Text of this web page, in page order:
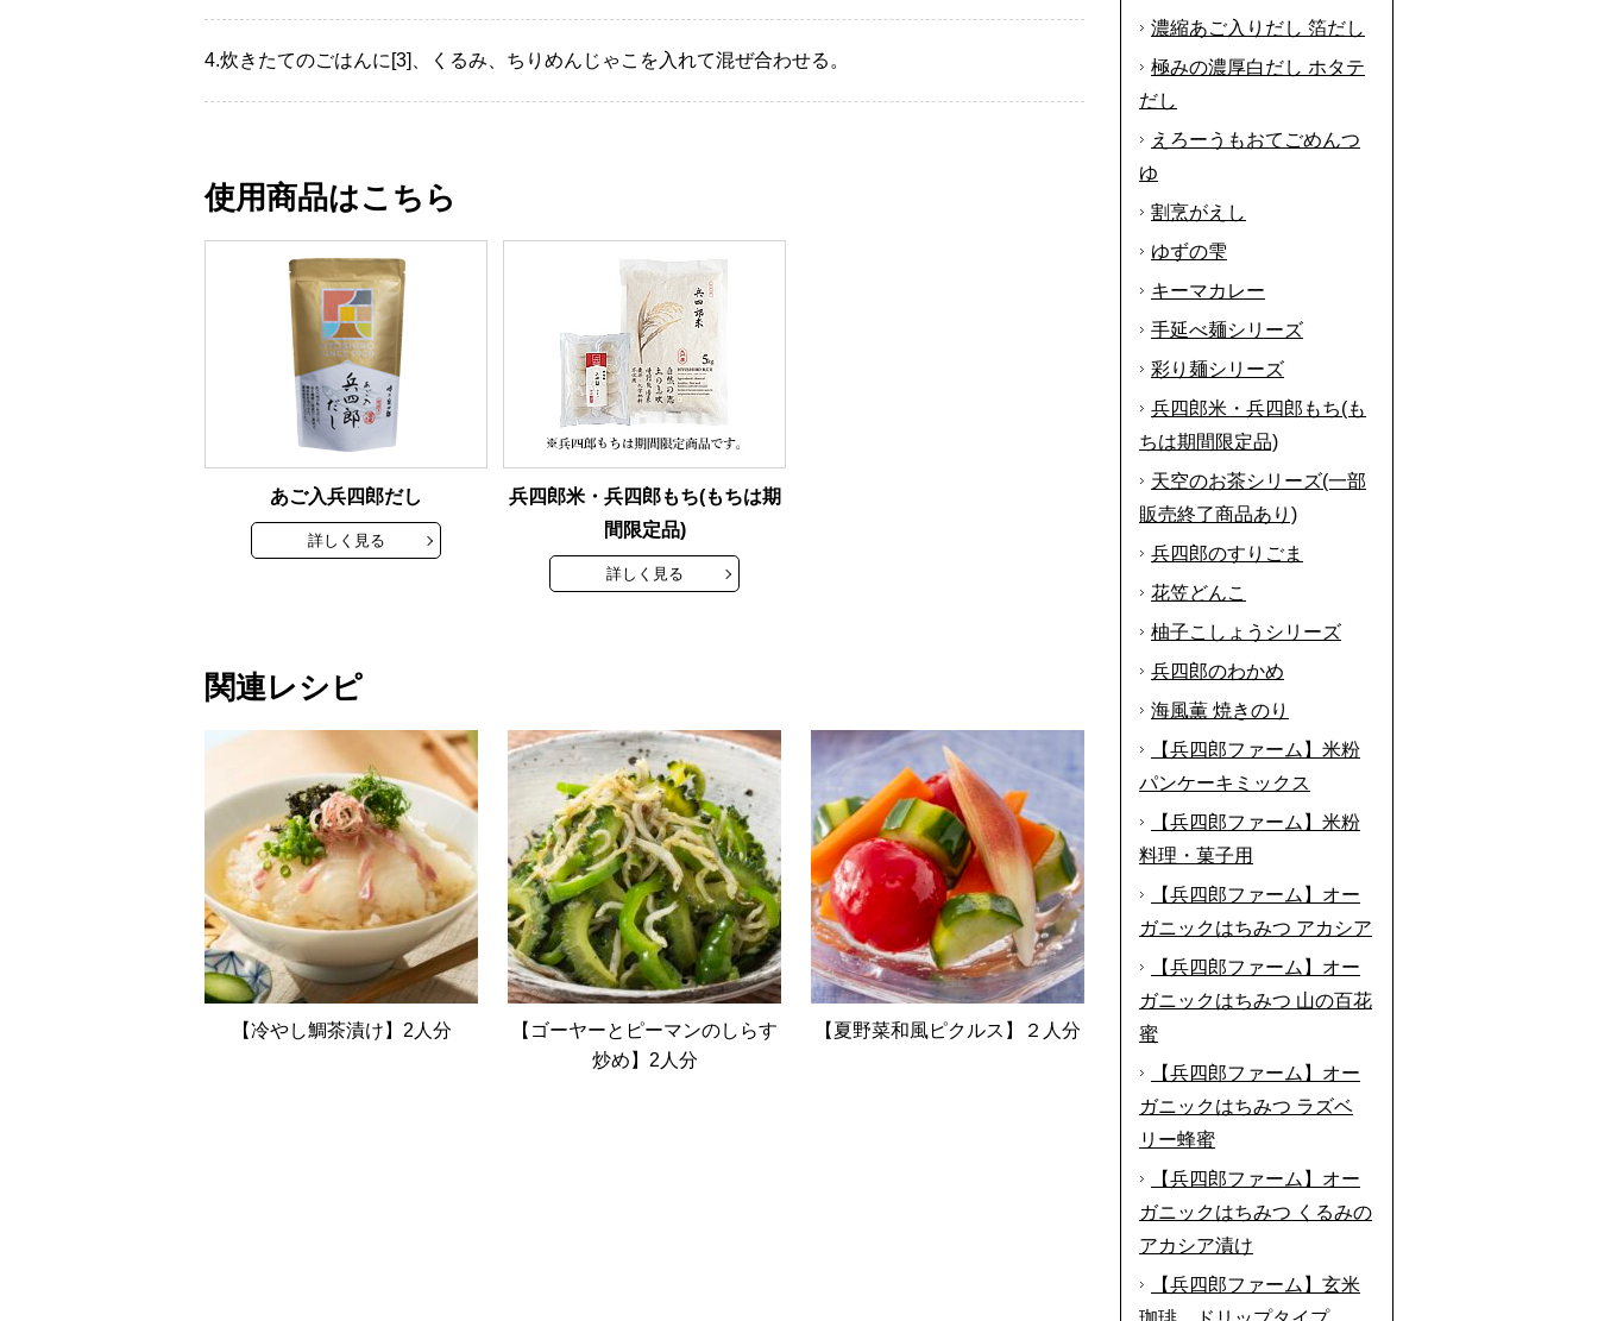
4.炊きたてのごはんに[3]、くるみ、ちりめんじゃこを入れて混ぜ合わせる。
使用商品はこちら
あご入兵四郎だし
詳しく見る
兵四郎米・兵四郎もち(もちは期
間限定品)
詳しく見る
関連レシピ
【冷やし鯛茶漬け】2人分
【ゴーヤーとピーマンのしらす
炒め】2人分
【夏野菜和風ピクルス】２人分
濃縮あご入りだし 箔だし
極みの濃厚白だし ホタテ
だし
えろーうもおてごめんつ
ゆ
割烹がえし
ゆずの雫
キーマカレー
手延べ麺シリーズ
彩り麺シリーズ
兵四郎米・兵四郎もち(も
ちは期間限定品)
天空のお茶シリーズ(一部
販売終了商品あり)
兵四郎のすりごま
花笠どんこ
柚子こしょうシリーズ
兵四郎のわかめ
海風薫 焼きのり
【兵四郎ファーム】米粉
パンケーキミックス
【兵四郎ファーム】米粉
料理・菓子用
【兵四郎ファーム】オー
ガニックはちみつ アカシア
【兵四郎ファーム】オー
ガニックはちみつ 山の百花
蜜
【兵四郎ファーム】オー
ガニックはちみつ ラズベ
リー蜂蜜
【兵四郎ファーム】オー
ガニックはちみつ くるみの
アカシア漬け
【兵四郎ファーム】玄米